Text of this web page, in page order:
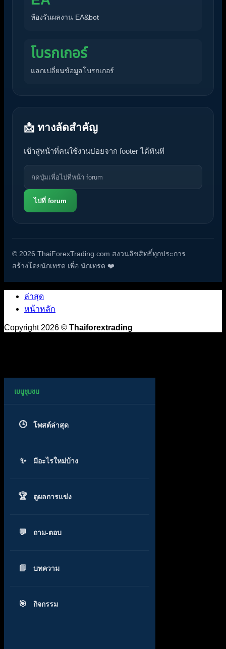
ห้องรันผลงาน EA&bot
โบรกเกอร์
แลกเปลี่ยนข้อมูลโบรกเกอร์
📩 ทางลัดสำคัญ
เข้าสู่หน้าที่คนใช้งานบ่อยจาก footer ได้ทันที
ไปที่ forum
© 2026 ThaiForexTrading.com สงวนลิขสิทธิ์ทุกประการ
สร้างโดยนักเทรด เพื่อ นักเทรด ❤️
ล่าสุด
หน้าหลัก
Copyright 2026 © Thaiforextrading
โพสต์ล่าสุด
มีอะไรใหม่บ้าง
ดูผลการแข่ง
ถาม-ตอบ
บทความ
กิจกรรม